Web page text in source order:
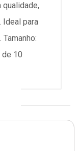
qualidade,
Ideal para
de 10